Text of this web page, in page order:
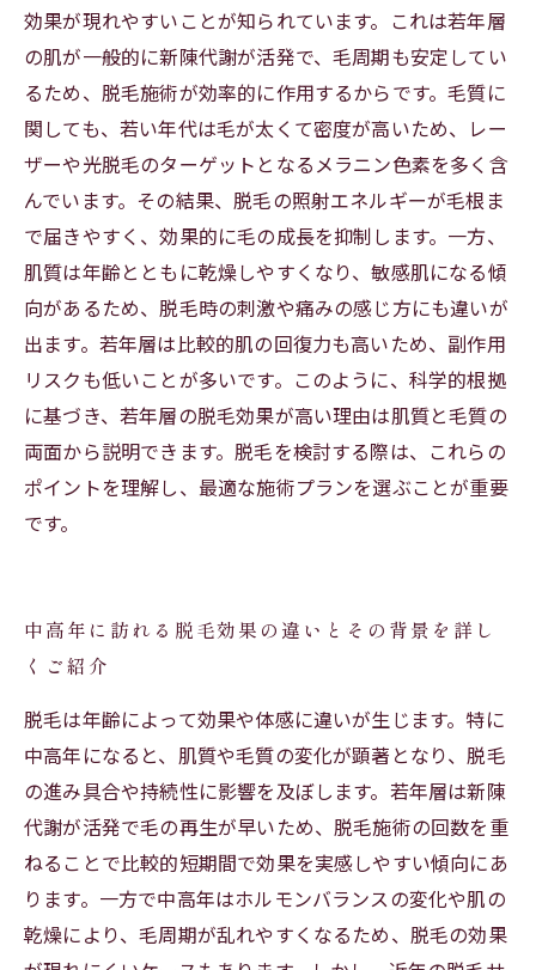
効果が現れやすいことが知られています。これは若年層
の肌が一般的に新陳代謝が活発で、毛周期も安定してい
るため、脱毛施術が効率的に作用するからです。毛質に
関しても、若い年代は毛が太くて密度が高いため、レー
ザーや光脱毛のターゲットとなるメラニン色素を多く含
んでいます。その結果、脱毛の照射エネルギーが毛根ま
で届きやすく、効果的に毛の成長を抑制します。一方、
肌質は年齢とともに乾燥しやすくなり、敏感肌になる傾
向があるため、脱毛時の刺激や痛みの感じ方にも違いが
出ます。若年層は比較的肌の回復力も高いため、副作用
リスクも低いことが多いです。このように、科学的根拠
に基づき、若年層の脱毛効果が高い理由は肌質と毛質の
両面から説明できます。脱毛を検討する際は、これらの
ポイントを理解し、最適な施術プランを選ぶことが重要
です。
中高年に訪れる脱毛効果の違いとその背景を詳し
くご紹介
脱毛は年齢によって効果や体感に違いが生じます。特に
中高年になると、肌質や毛質の変化が顕著となり、脱毛
の進み具合や持続性に影響を及ぼします。若年層は新陳
代謝が活発で毛の再生が早いため、脱毛施術の回数を重
ねることで比較的短期間で効果を実感しやすい傾向にあ
ります。一方で中高年はホルモンバランスの変化や肌の
乾燥により、毛周期が乱れやすくなるため、脱毛の効果